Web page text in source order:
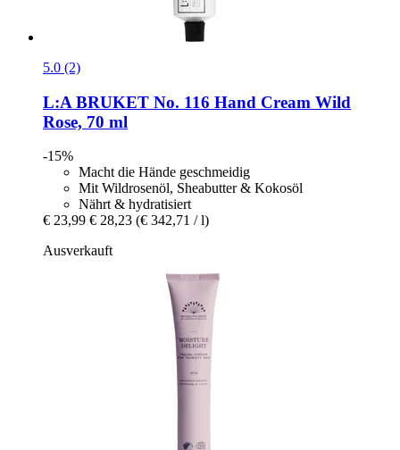
5.0 (2)
L:A BRUKET No. 116 Hand Cream Wild
Rose, 70 ml
-15%
Macht die Hände geschmeidig
Mit Wildrosenöl, Sheabutter & Kokosöl
Nährt & hydratisiert
€ 23,99 € 28,23 (€ 342,71 / l)
Ausverkauft